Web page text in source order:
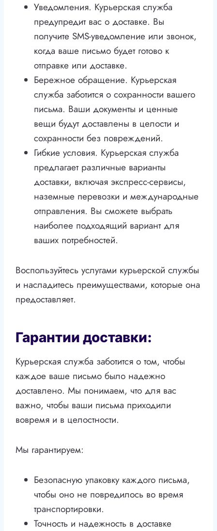
Уведомления. Курьерская служба
предупредит вас о доставке. Вы
получите SMS-уведомление или звонок,
когда ваше письмо будет готово к
отправке или доставке.
Бережное обращение. Курьерская
служба заботится о сохранности вашего
письма. Ваши документы и ценные
вещи будут доставлены в целости и
сохранности без повреждений.
Гибкие условия. Курьерская служба
предлагает различные варианты
доставки, включая экспресс-сервисы,
наземные перевозки и международные
отправления. Вы сможете выбрать
наиболее подходящий вариант для
ваших потребностей.
Воспользуйтесь услугами курьерской службы
и насладитесь преимуществами, которые она
предоставляет.
Гарантии доставки:
Курьерская служба заботится о том, чтобы
каждое ваше письмо было надежно
доставлено. Мы понимаем, что для вас
важно, чтобы ваши письма приходили
вовремя и в целостности.
Мы гарантируем:
Безопасную упаковку каждого письма,
чтобы оно не повредилось во время
транспортировки.
Точность и надежность в доставке